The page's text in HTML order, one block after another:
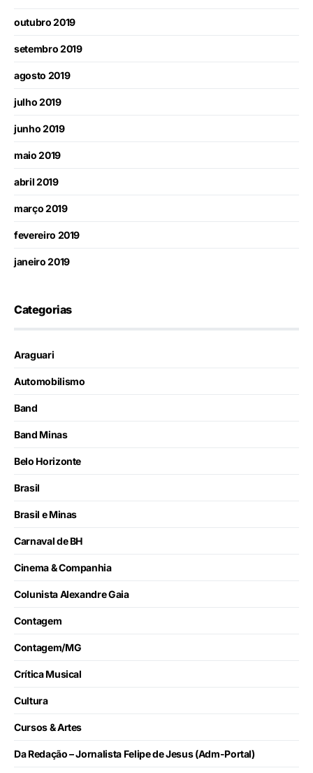
outubro 2019
setembro 2019
agosto 2019
julho 2019
junho 2019
maio 2019
abril 2019
março 2019
fevereiro 2019
janeiro 2019
Categorias
Araguari
Automobilismo
Band
Band Minas
Belo Horizonte
Brasil
Brasil e Minas
Carnaval de BH
Cinema & Companhia
Colunista Alexandre Gaia
Contagem
Contagem/MG
Crítica Musical
Cultura
Cursos & Artes
Da Redação – Jornalista Felipe de Jesus (Adm-Portal)